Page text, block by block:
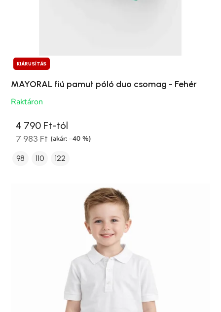
KIÁRUSÍTÁS
MAYORAL fiú pamut póló duo csomag - Fehér
Raktáron
4 790 Ft-tól
7 983 Ft (akár: –40 %)
98 110 122